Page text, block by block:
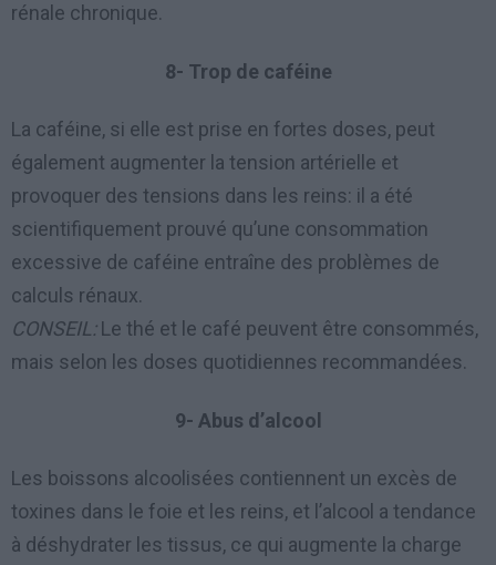
rénale chronique.
8- Trop de caféine
La caféine, si elle est prise en fortes doses, peut
également augmenter la tension artérielle et
provoquer des tensions dans les reins: il a été
scientifiquement prouvé qu’une consommation
excessive de caféine entraîne des problèmes de
calculs rénaux.
CONSEIL:Le thé et le café peuvent être consommés,
mais selon les doses quotidiennes recommandées.
9- Abus d’alcool
Les boissons alcoolisées contiennent un excès de
toxines dans le foie et les reins, et l’alcool a tendance
à déshydrater les tissus, ce qui augmente la charge